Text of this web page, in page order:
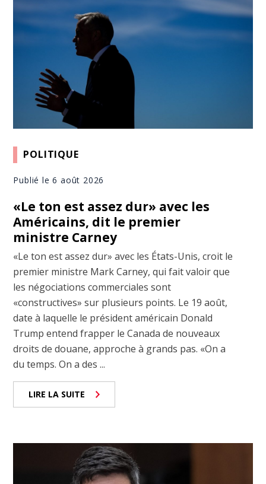
POLITIQUE
Publié le 6 août 2026
«Le ton est assez dur» avec les
Américains, dit le premier
ministre Carney
«Le ton est assez dur» avec les États-Unis, croit le
premier ministre Mark Carney, qui fait valoir que
les négociations commerciales sont
«constructives» sur plusieurs points. Le 19 août,
date à laquelle le président américain Donald
Trump entend frapper le Canada de nouveaux
droits de douane, approche à grands pas. «On a
du temps. On a des ...
LIRE LA SUITE